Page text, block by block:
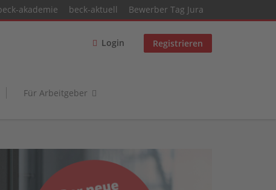
akademie beck-aktuell Bewerber Tag Jura
Login Registrieren
Für Arbeitgeber